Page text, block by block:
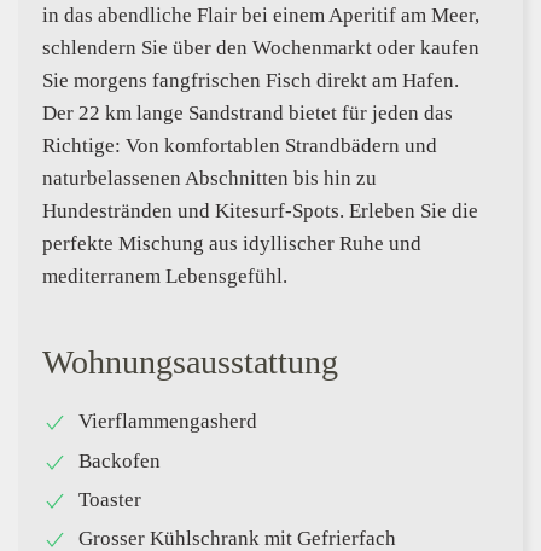
in das abendliche Flair bei einem Aperitif am Meer,
schlendern Sie über den Wochenmarkt oder kaufen
Sie morgens fangfrischen Fisch direkt am Hafen.
Der 22 km lange Sandstrand bietet für jeden das
Richtige: Von komfortablen Strandbädern und
naturbelassenen Abschnitten bis hin zu
Hundestränden und Kitesurf-Spots. Erleben Sie die
perfekte Mischung aus idyllischer Ruhe und
mediterranem Lebensgefühl.
Wohnungsausstattung
Vierflammengasherd
Backofen
Toaster
Grosser Kühlschrank mit Gefrierfach